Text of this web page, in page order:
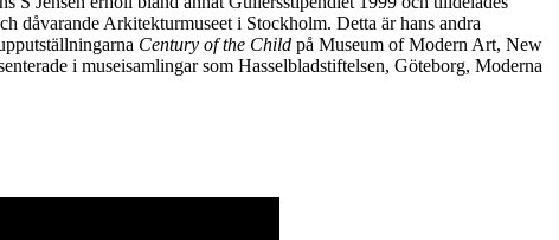
dåvarande Arkitekturmuseet i Stockholm. Detta är hans andra
Century of the Child på Museum of Modern Art, New
i museisamlingar som Hasselbladstiftelsen, Göteborg, Moderna